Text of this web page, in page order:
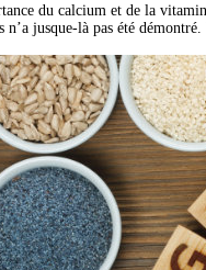
du calcium et de la
n’a jusque-là pas été